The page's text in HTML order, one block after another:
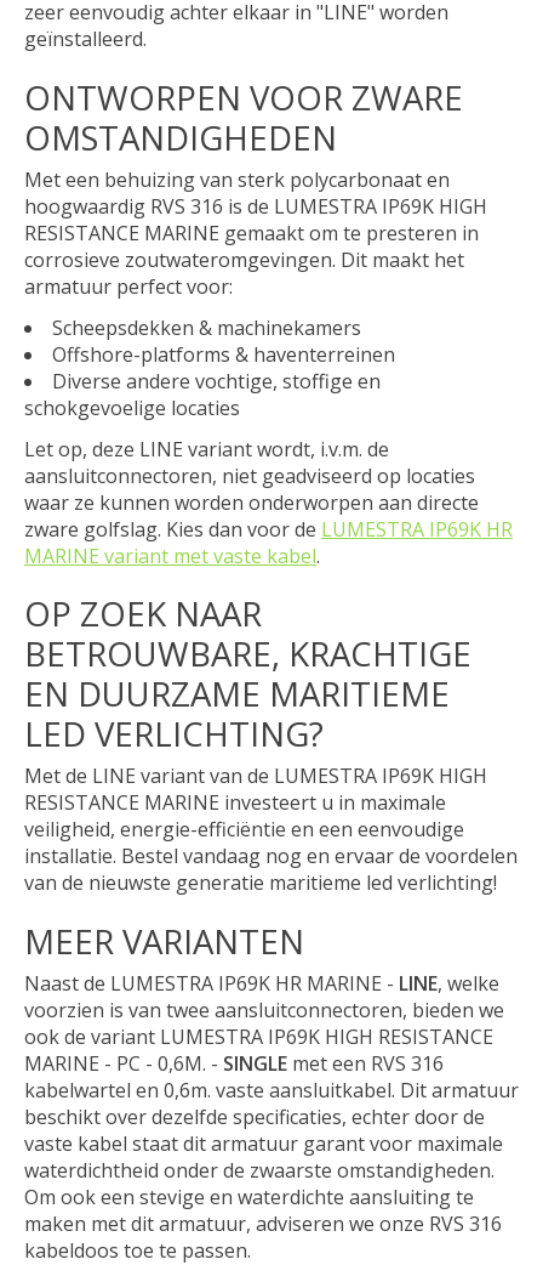
zeer eenvoudig achter elkaar in "LINE" worden
geïnstalleerd.
ONTWORPEN VOOR ZWARE
OMSTANDIGHEDEN
Met een behuizing van sterk polycarbonaat en
hoogwaardig RVS 316 is de LUMESTRA IP69K HIGH
RESISTANCE MARINE gemaakt om te presteren in
corrosieve zoutwateromgevingen. Dit maakt het
armatuur perfect voor:
Scheepsdekken & machinekamers
Offshore-platforms & haventerreinen
Diverse andere vochtige, stoffige en
schokgevoelige locaties
Let op, deze LINE variant wordt, i.v.m. de
aansluitconnectoren, niet geadviseerd op locaties
waar ze kunnen worden onderworpen aan directe
zware golfslag. Kies dan voor de LUMESTRA IP69K HR
MARINE variant met vaste kabel.
OP ZOEK NAAR
BETROUWBARE, KRACHTIGE
EN DUURZAME MARITIEME
LED VERLICHTING?
Met de LINE variant van de LUMESTRA IP69K HIGH
RESISTANCE MARINE investeert u in maximale
veiligheid, energie-efficiëntie en een eenvoudige
installatie. Bestel vandaag nog en ervaar de voordelen
van de nieuwste generatie maritieme led verlichting!
MEER VARIANTEN
Naast de LUMESTRA IP69K HR MARINE - LINE, welke
voorzien is van twee aansluitconnectoren, bieden we
ook de variant LUMESTRA IP69K HIGH RESISTANCE
MARINE - PC - 0,6M. - SINGLE met een RVS 316
kabelwartel en 0,6m. vaste aansluitkabel. Dit armatuur
beschikt over dezelfde specificaties, echter door de
vaste kabel staat dit armatuur garant voor maximale
waterdichtheid onder de zwaarste omstandigheden.
Om ook een stevige en waterdichte aansluiting te
maken met dit armatuur, adviseren we onze RVS 316
kabeldoos toe te passen.